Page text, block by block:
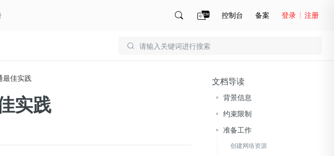
控制台 备案 登录 注册
最佳实践
实践
文档导读
背景信息
约束限制
准备工作
创建网络资源